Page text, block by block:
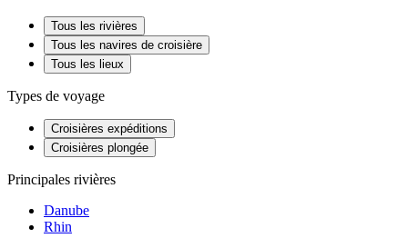
Tous les rivières
Tous les navires de croisière
Tous les lieux
Types de voyage
Croisières expéditions
Croisières plongée
Principales rivières
Danube
Rhin